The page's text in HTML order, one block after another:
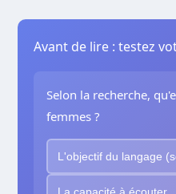
Avant de lire : testez
Selon la recherche,
femmes ?
L'objectif du langage